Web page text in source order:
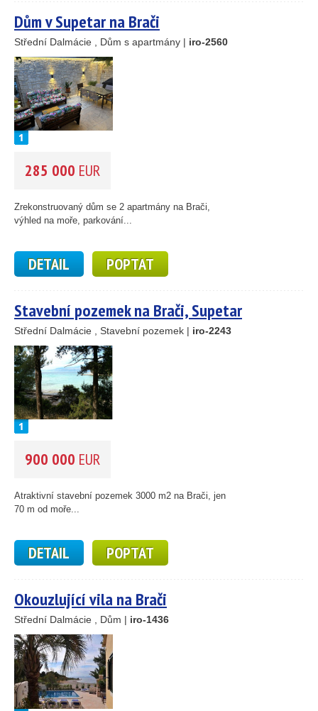
Dům v Supetar na Brači
Střední Dalmácie , Dům s apartmány | iro-2560
285 000 EUR
Zrekonstruovaný dům se 2 apartmány na Brači,
výhled na moře, parkování...
DETAIL POPTAT
Stavební pozemek na Brači, Supetar
Střední Dalmácie , Stavební pozemek | iro-2243
900 000 EUR
Atraktivní stavební pozemek 3000 m2 na Brači, jen
70 m od moře...
DETAIL POPTAT
Okouzlující vila na Brači
Střední Dalmácie , Dům | iro-1436